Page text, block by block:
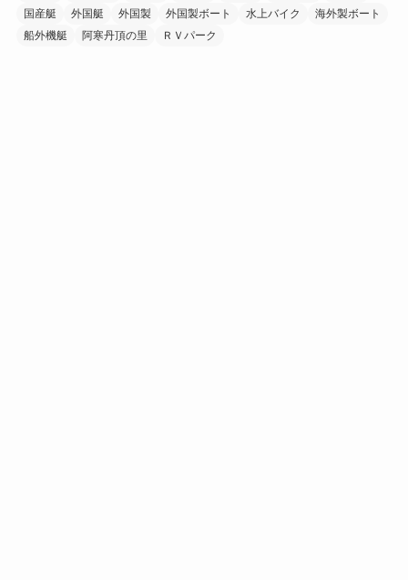
国産艇
外国艇 外国製 外国製ボート 水上バイク
海外製ボート
船外機艇
阿寒丹頂の里 ＲＶパーク